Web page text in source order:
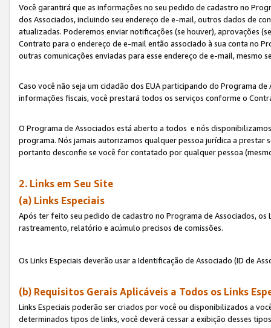
Você garantirá que as informações no seu pedido de cadastro no
dos Associados, incluindo seu endereço de e-mail, outros dados de
atualizadas. Poderemos enviar notificações (se houver), aprovações
Contrato para o endereço de e-mail então associado à sua conta no
outras comunicações enviadas para esse endereço de e-mail,
Caso você não seja um cidadão dos EUA participando do Programa
informações fiscais, você prestará todos os serviços conforme o
O Programa de Associados está aberto a todos e nós
programa. Nós jamais autorizamos qualquer pessoa jurídica a
portanto desconfie se você for contatado por qualquer pessoa
2. Links em Seu Site
(a) Links Especiais
Após ter feito seu pedido de cadastro no Programa de Associados, os
rastreamento, relatório e acúmulo precisos de comissões.
Os Links Especiais deverão usar a Identificação de Associado (ID de
(b) Requisitos Gerais Aplicáveis a Todos os Links
Links Especiais poderão ser criados por você ou disponibilizados a
determinados tipos de links, você deverá cessar a exibição desses